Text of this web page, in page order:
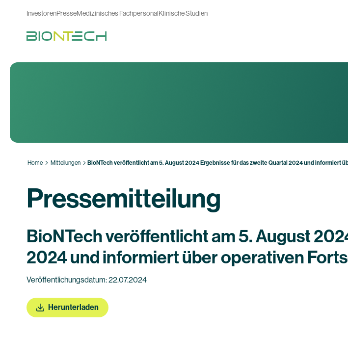
InvestorenPresseMedizinisches FachpersonalKlinische Studien
Home Mitteilungen BioNTech veröffentlicht am 5. August 2024 Ergebnisse für das zweite Quartal 2024 und informiert
Pressemitteilung
BioNTech veröffentlicht am 5. August
2024 und informiert über operativen
Veröffentlichungsdatum: 22.07.2024
Herunterladen